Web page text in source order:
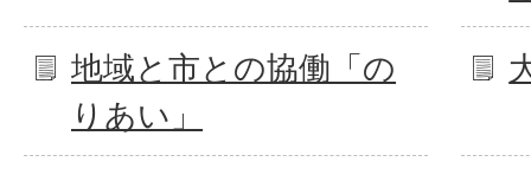
地域と市との協働「の
りあい」